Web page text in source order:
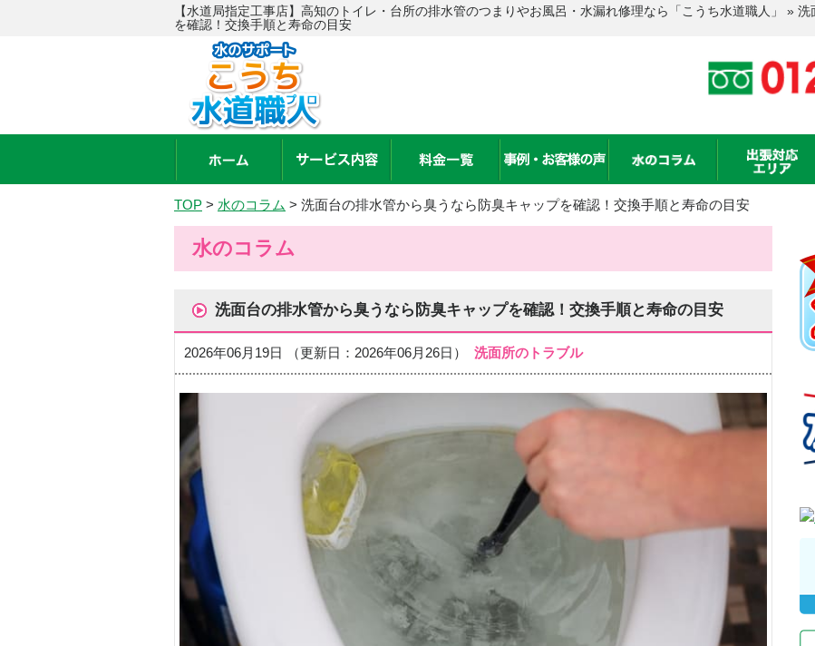
【水道局指定工事店】高知のトイレ・台所の排水管のつまりやお風呂・水漏れ修理なら「こうち水道職人」 »
を確認！交換手順と寿命の目安
TOP > 水のコラム > 洗面台の排水管から臭うなら防臭キャップを確認！交換手順と寿命の目安
水のコラム
洗面台の排水管から臭うなら防臭キャップを確認！交換手順と寿命の目安
2026年06月19日 （更新日：2026年06月26日） 洗面所のトラブル